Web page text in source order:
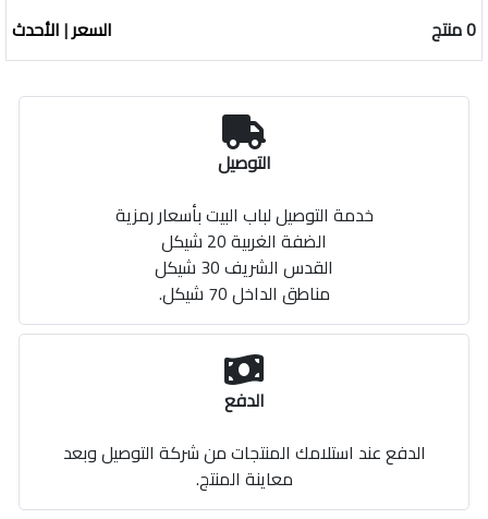
0 منتج السعر|الأحدث
التوصيل
خدمة التوصيل لباب البيت بأسعار رمزية
الضفة الغربية 20 شيكل
القدس الشريف 30 شيكل
مناطق الداخل 70 شيكل.
الدفع
الدفع عند استلامك المنتجات من شركة التوصيل وبعد
معاينة المنتج.